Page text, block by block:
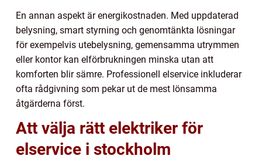
En annan aspekt är energikostnaden. Med uppdaterad
belysning, smart styrning och genomtänkta lösningar
för exempelvis utebelysning, gemensamma utrymmen
eller kontor kan elförbrukningen minska utan att
komforten blir sämre. Professionell elservice inkluderar
ofta rådgivning som pekar ut de mest lönsamma
åtgärderna först.
Att välja rätt elektriker för
elservice i stockholm